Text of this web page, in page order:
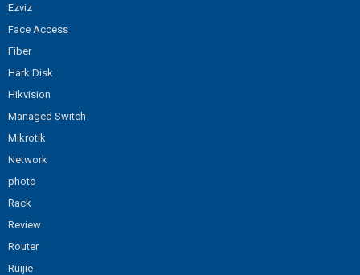
Ezviz
Face Access
Fiber
Hark Disk
Hikvision
Managed Switch
Mikrotik
Network
photo
Rack
Review
Router
Ruijie